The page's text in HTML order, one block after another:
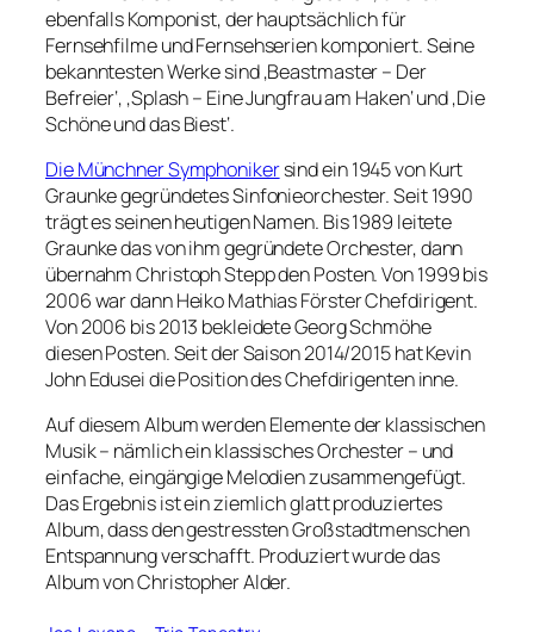
ebenfalls Komponist, der hauptsächlich für
Fernsehfilme und Fernsehserien komponiert. Seine
bekanntesten Werke sind ‚Beastmaster – Der
Befreier‘, ‚Splash – Eine Jungfrau am Haken‘ und ‚Die
Schöne und das Biest‘.
Die Münchner Symphonikersind ein 1945 von Kurt
Graunke gegründetes Sinfonieorchester. Seit 1990
trägt es seinen heutigen Namen. Bis 1989 leitete
Graunke das von ihm gegründete Orchester, dann
übernahm Christoph Stepp den Posten. Von 1999 bis
2006 war dann Heiko Mathias Förster Chefdirigent.
Von 2006 bis 2013 bekleidete Georg Schmöhe
diesen Posten. Seit der Saison 2014/2015 hat Kevin
John Edusei die Position des Chefdirigenten inne.
Auf diesem Album werden Elemente der klassischen
Musik – nämlich ein klassisches Orchester – und
einfache, eingängige Melodien zusammengefügt.
Das Ergebnis ist ein ziemlich glatt produziertes
Album, dass den gestressten Großstadtmenschen
Entspannung verschafft. Produziert wurde das
Album von Christopher Alder.